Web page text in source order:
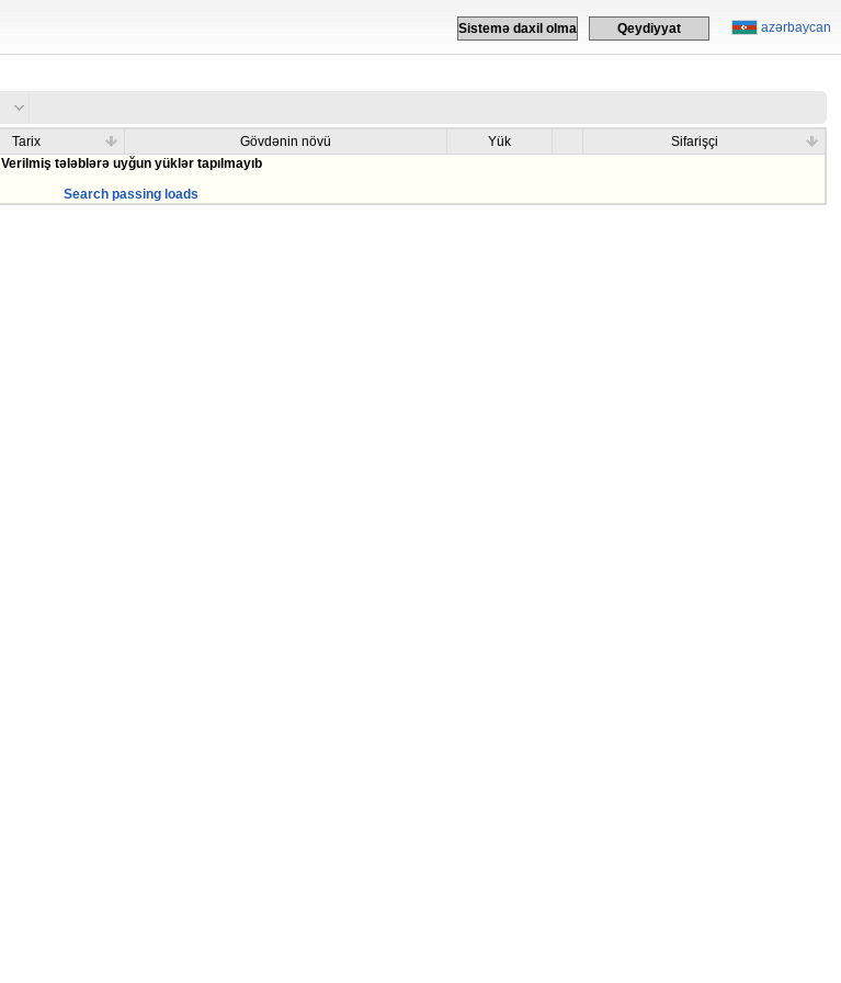
azərbaycan
Sistemə daxil olma Qeydiyyat
Tarix Gövdənin növü Yük
Sifarişçi
Verilmiş tələblərə uyğun yüklər tapılmayıb
Search passing loads